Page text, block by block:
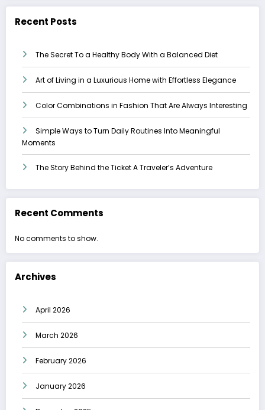
Recent Posts
The Secret To a Healthy Body With a Balanced Diet
Art of Living in a Luxurious Home with Effortless Elegance
Color Combinations in Fashion That Are Always Interesting
Simple Ways to Turn Daily Routines Into Meaningful
Moments
The Story Behind the Ticket A Traveler’s Adventure
Recent Comments
No comments to show.
Archives
April 2026
March 2026
February 2026
January 2026